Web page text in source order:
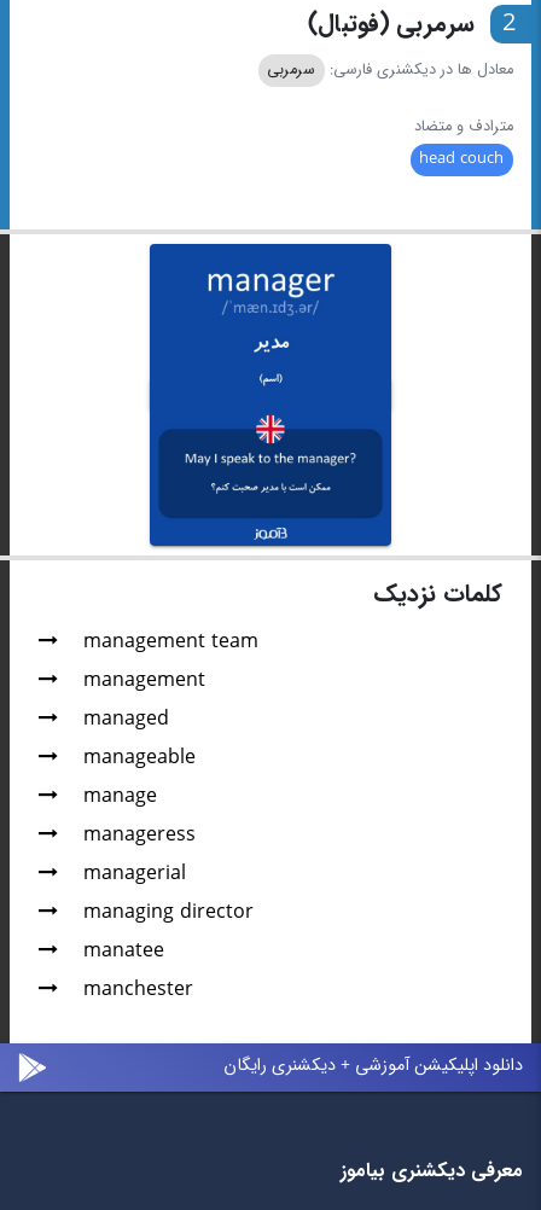
2 سرمربی (فوتبال)
معادل ها در دیکشنری فارسی: سرمربی
مترادف و متضاد
head couch
کلمات نزدیک
management team
management
managed
manageable
manage
manageress
managerial
managing director
manatee
manchester
دانلود اپلیکیشن آموزشی + دیکشنری رایگان
معرفی دیکشنری بیاموز